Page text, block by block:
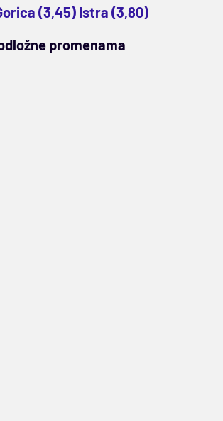
(3,45) Istra (3,80)
promenama